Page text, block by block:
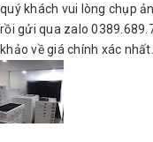
quý khách vui lòng chụp
rồi gửi qua zalo
khảo về giá chính xác